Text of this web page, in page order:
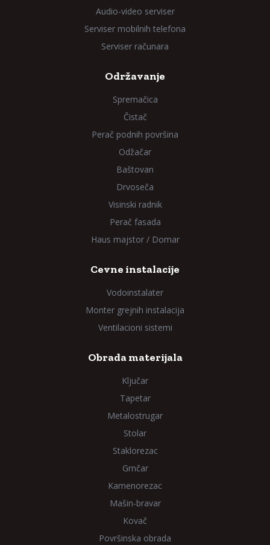
Audio-video serviser
Serviser mobilnih telefona
Serviser računara
Održavanje
Spremačica
Čistač
Perač podnih površina
Odžačar
Baštovan
Drvoseča
Visinski radnik
Perač fasada
Haus majstor / Domar
Cevne instalacije
Vodoinstalater
Monter grejnih instalacija
Ventilacioni sistemi
Obrada materijala
Ključar
Tapetar
Metalostrugar
Stolar
Staklorezac
Grnčar
Kamenorezac
Mašin-bravar
Kovač
Površinska obrada